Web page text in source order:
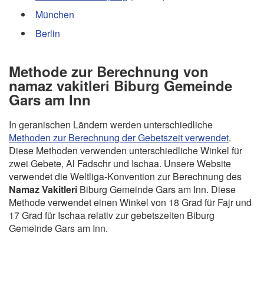
München
Berlin
Methode zur Berechnung von
namaz vakitleri Biburg Gemeinde
Gars am Inn
In geranischen Ländern werden unterschiedliche
Methoden zur Berechnung der Gebetszeit verwendet.
Diese Methoden verwenden unterschiedliche Winkel für
zwei Gebete, Al Fadschr und Ischaa. Unsere Website
verwendet die Weltliga-Konvention zur Berechnung des
Namaz Vakitleri Biburg Gemeinde Gars am Inn. Diese
Methode verwendet einen Winkel von 18 Grad für Fajr und
17 Grad für Ischaa relativ zur gebetszeiten Biburg
Gemeinde Gars am Inn.